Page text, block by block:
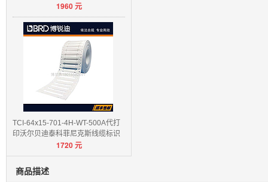
1960元
TCI-64x15-701-4H-WT-500A代打
印沃尔贝迪泰科菲尼克斯线缆标识
1720元
商品描述